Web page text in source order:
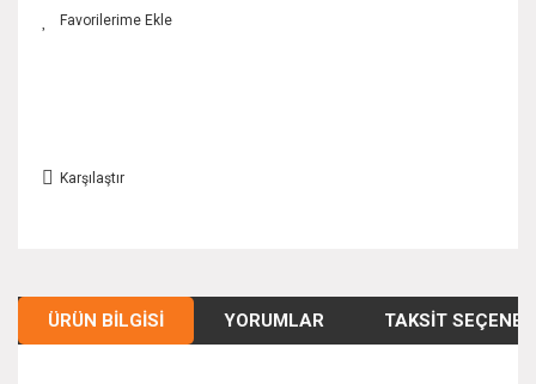
Karşılaştır
ÜRÜN BILGISI YORUMLAR TAKSIT